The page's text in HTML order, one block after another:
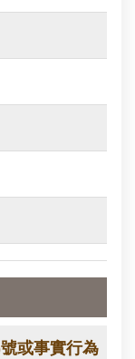
或事實行為